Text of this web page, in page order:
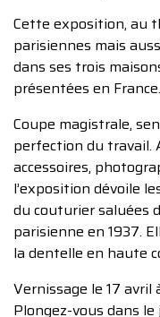
Cette exposition, au
parisiennes mais
dans ses trois
présentées en France.
Coupe magistrale,
perfection du travail.
accessoires,
l’exposition dévoile
du couturier saluées
parisienne en 1937.
la dentelle en haute
Vernissage le 17 avril
Plongez-vous dans